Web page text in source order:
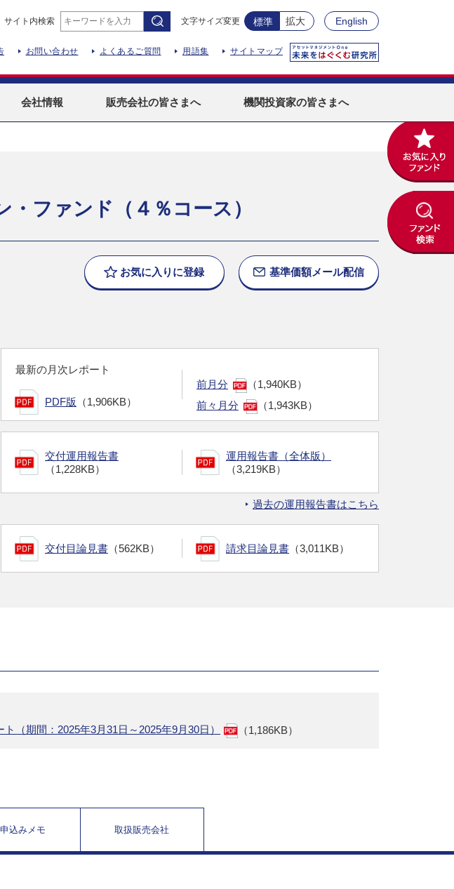
サイト内検索 文字サイズ変更 標準 拡大 English
お問い合わせ よくあるご質問 用語集 サイトマップ
会社情報 販売会社の皆さまへ 機関投資家の皆さまへ
ファンド（４％コース）
お気に入りに登録 基準価額メール配信
最新の月次レポート
PDF版 （1,906KB）
前月分
（1,940KB）
前々月分
（1,943KB）
交付運用報告書
（1,228KB）
運用報告書（全体版）
（3,219KB）
過去の運用報告書はこちら
交付目論見書 （562KB） 請求目論見書 （3,011KB）
（期間：2025年3月31日～2025年9月30日）
（1,186KB）
込みメモ 取扱販売会社